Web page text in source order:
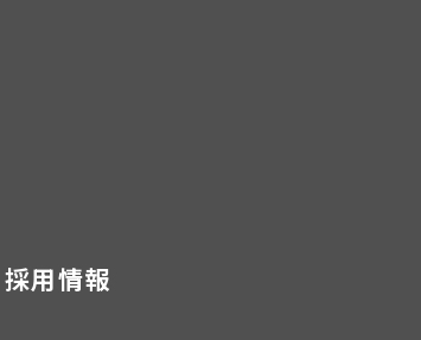
採用情報